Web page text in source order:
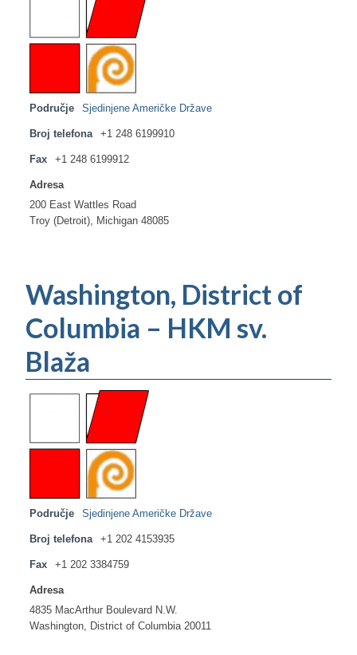
Područje Sjedinjene Američke Države
Broj telefona +1 248 6199910
Fax +1 248 6199912
Adresa
200 East Wattles Road
Troy (Detroit), Michigan 48085
Washington, District of
Columbia – HKM sv.
Blaža
Područje Sjedinjene Američke Države
Broj telefona +1 202 4153935
Fax +1 202 3384759
Adresa
4835 MacArthur Boulevard N.W.
Washington, District of Columbia 20011